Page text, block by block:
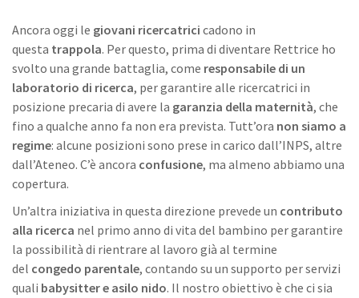
Ancora oggi le giovani ricercatrici cadono in
questa trappola. Per questo, prima di diventare Rettrice ho
svolto una grande battaglia, come responsabile di un
laboratorio di ricerca, per garantire alle ricercatrici in
posizione precaria di avere la garanzia della maternità, che
fino a qualche anno fa non era prevista. Tutt’ora non siamo a
regime: alcune posizioni sono prese in carico dall’INPS, altre
dall’Ateneo. C’è ancora confusione, ma almeno abbiamo una
copertura.
Un’altra iniziativa in questa direzione prevede un contributo
alla ricerca nel primo anno di vita del bambino per garantire
la possibilità di rientrare al lavoro già al termine
del congedo parentale, contando su un supporto per servizi
quali babysitter e asilo nido. Il nostro obiettivo è che ci sia